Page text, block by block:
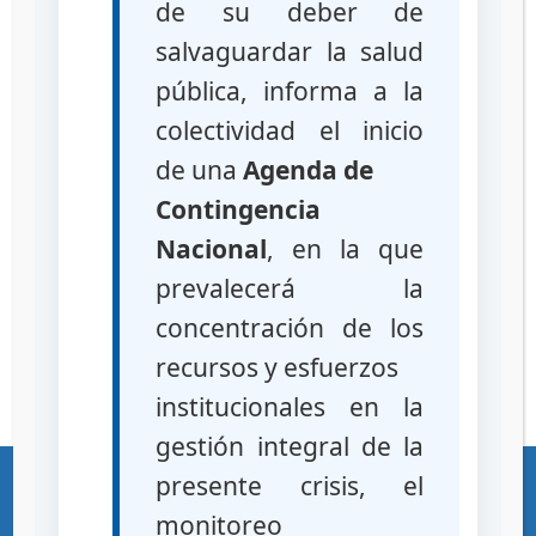
diferentes
cremas o ungüentos no homogéneos
(capas separadas), presencia de
grumos o partículas sólidas
suspensiones que no se redispersan
(se mantiene separado el polvo del
líquido)
presencia de contaminación
microbiológica
jarabes o soluciones con presencia de
partículas
«Gente, Ciencia y Tecnología al Servicio de la Salud»
Ciudad Universitaria – Los Chaguaramos – Caracas – Republica Bolivariana
de Venezuela – C.P. 1041 Teléfonos (+58 212) 219-1600 / 219-1622 RIF G-
de su deber de
salvaguardar la salud
pública, informa a la
colectividad el inicio
de unaAgenda de
Contingencia
Nacional, en la que
prevalecerá la
concentración de los
recursos y esfuerzos
institucionales en la
gestión integral de la
presente crisis, el
monitoreo